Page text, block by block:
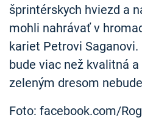
šprintérskych hviezd a
mohli nahrávať v
kariet Petrovi
bude viac než kvalitná
zeleným dresom
Foto: facebook.com/